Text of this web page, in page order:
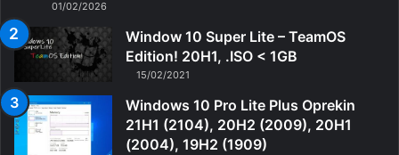
01/02/2026
Window 10 Super Lite – TeamOS
Edition! 20H1, .ISO < 1GB
15/02/2021
Windows 10 Pro Lite Plus Oprekin
21H1 (2104), 20H2 (2009), 20H1
(2004), 19H2 (1909)